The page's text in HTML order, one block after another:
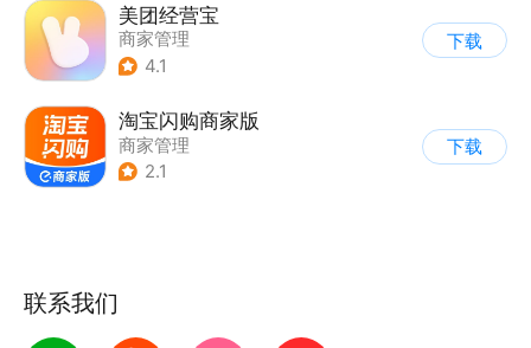
美团经营宝
商家管理
4.1
下载
淘宝闪购商家版
商家管理
2.1
下载
联系我们